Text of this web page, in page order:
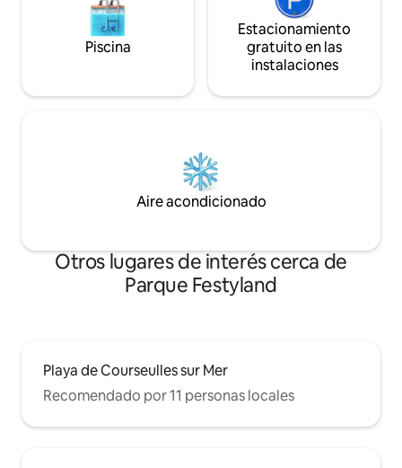
Piscina
Estacionamiento
gratuito en las
instalaciones
Aire acondicionado
Otros lugares de interés cerca de
Parque Festyland
Playa de Courseulles sur Mer
Recomendado por 11 personas locales